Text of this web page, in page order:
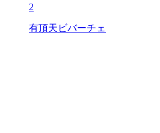
2
有頂天ビバーチェ